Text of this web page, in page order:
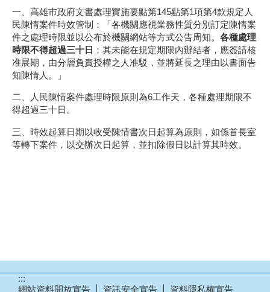
一、高雄市政府文書處理實施要點第145點第1項第4款規定人
民陳情案件時效管制：「各機關應視業務性質分別訂定陳情案
件之處理時限並以公布於機關網站等方式公告周知。 各種處理
時限不得超過三十日 ；其未能在規定期限內辦結者，應簽請核
准展期，由分層負責授權之人准駁，並將延長之理由以書面告
知陳情人。」
二、人民陳情案件處理時限原則為6工作天，各種處理期限不
得超過三十日。
三、時效起算日期以收受陳情書次日起算為原則，如係首長室
等轉下案件，以交辦次日起算，並扣除假日以計算其時效。
:::
網站資料開放宣告
資訊安全宣告 資料隱私權宣告